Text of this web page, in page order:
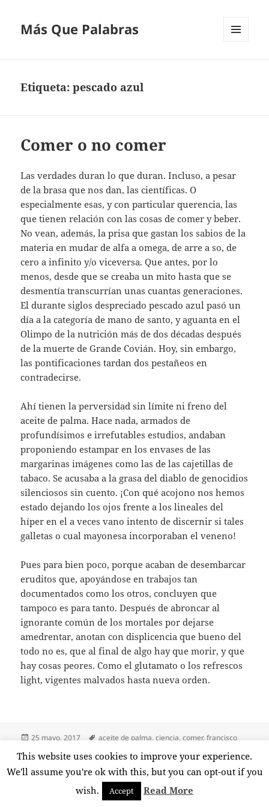
Más Que Palabras
Etiqueta:pescado azul
Comer o no comer
Las verdades duran lo que duran. Incluso, a pesar
de la brasa que nos dan, las científicas. O
especialmente esas, y con particular querencia, las
que tienen relación con las cosas de comer y beber.
No vean, además, la prisa que gastan los sabios de la
materia en mudar de alfa a omega, de arre a so, de
cero a infinito y/o viceversa. Que antes, por lo
menos, desde que se creaba un mito hasta que se
desmentía transcurrían unas cuantas generaciones.
El durante siglos despreciado pescado azul pasó un
día a la categoría de mano de santo, y aguanta en el
Olimpo de la nutrición más de dos décadas después
de la muerte de Grande Covián. Hoy, sin embargo,
las pontificaciones tardan dos pestañeos en
contradecirse.
Ahí tienen la perversidad sin límite ni freno del
aceite de palma. Hace nada, armados de
profundísimos e irrefutables estudios, andaban
proponiendo estampar en los envases de las
margarinas imágenes como las de las cajetillas de
tabaco. Se acusaba a la grasa del diablo de genocidios
silenciosos sin cuento. ¡Con qué acojono nos hemos
estado dejando los ojos frente a los lineales del
híper en el a veces vano intento de discernir si tales
galletas o cual mayonesa incorporaban el veneno!
Pues para bien poco, porque acaban de desembarcar
eruditos que, apoyándose en trabajos tan
documentados como los otros, concluyen que
tampoco es para tanto. Después de abroncar al
ignorante común de los mortales por dejarse
amedrentar, anotan con displicencia que bueno del
todo no es, que al final de algo hay que morir, y que
hay cosas peores. Como el glutamato o los refrescos
light, vigentes malvados hasta nueva orden.
Publicado
25 mayo, 2017 Etiquetas
aceite de palma,ciencia,comer,francisco
verdad
5 comentariosen Comer o no comer
Funciona gracias a WordPress
This website uses cookies to improve your experience.
We'll assume you're ok with this, but you can opt-out if you
wish.
Accept Read More